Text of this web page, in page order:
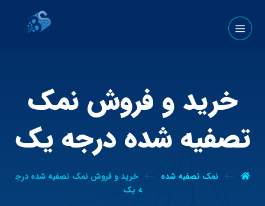
خرید و فروش نمک
تصفیه شده درجه یک
نمک تصفیه شده
خرید و فروش نمک تصفیه شده درج
ه یک